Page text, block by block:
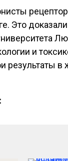
Это
и
результаты